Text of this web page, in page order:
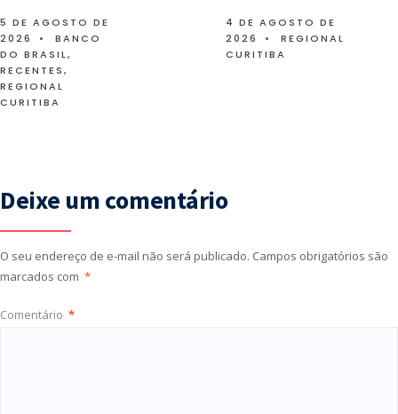
5 DE AGOSTO DE
2026
•
BANCO
DO BRASIL,
RECENTES,
REGIONAL
CURITIBA
4 DE AGOSTO DE
2026
•
REGIONAL
CURITIBA
Deixe um comentário
O seu endereço de e-mail não será publicado. Campos obrigatórios são
marcados com *
Comentário *